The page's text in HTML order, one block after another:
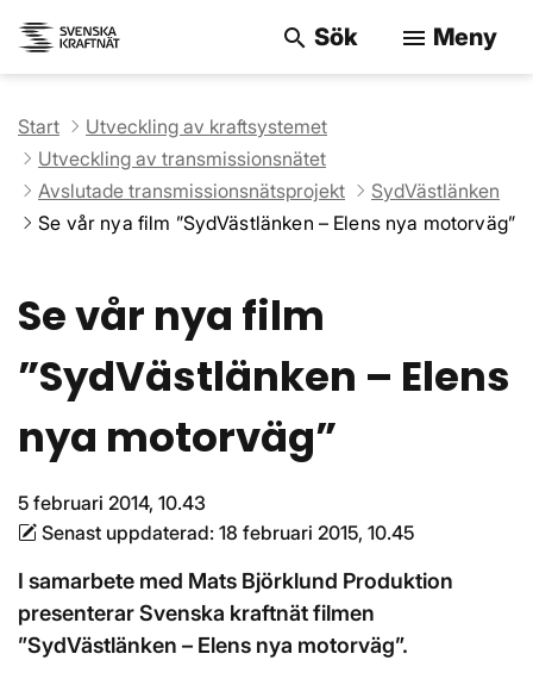
search Sök menu Meny
Start
Utveckling av kraftsystemet
Utveckling av transmissionsnätet
Avslutade transmissionsnätsprojekt
SydVästlänken
Se vår nya film ”SydVästlänken – Elens nya motorväg”
Se vår nya film
”SydVästlänken – Elens
nya motorväg”
5 februari 2014, 10.43
Senast uppdaterad: 18 februari 2015, 10.45
I samarbete med Mats Björklund Produktion
presenterar Svenska kraftnät filmen
”SydVästlänken – Elens nya motorväg”.